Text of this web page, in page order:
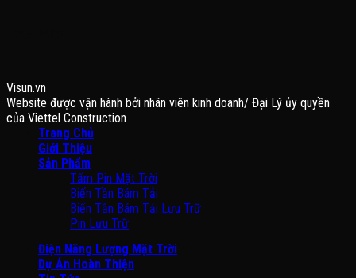
Visun.vn
Website được vận hành bởi nhân viên kinh doanh/ Đại Lý ủy quyền
của Viettel Construction
Trang Chủ
Giới Thiệu
Sản Phẩm
Tấm Pin Mặt Trời
Biến Tần Bám Tải
Biến Tần Bám Tải Lưu Trữ
Pin Lưu Trữ
Điện Năng Lượng Mặt Trời
Dự Án Hoàn Thiện